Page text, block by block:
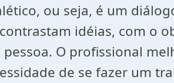
ou seja, é um
idéias, com o
O profissional
de se fazer um